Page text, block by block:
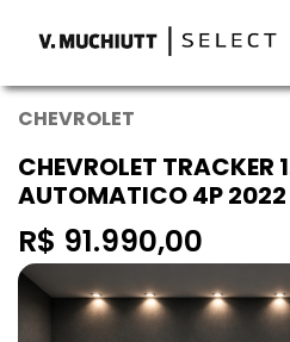
CHEVROLET
CHEVROLET TRACKER
AUTOMATICO 4P 2022
R$ 91.990,00